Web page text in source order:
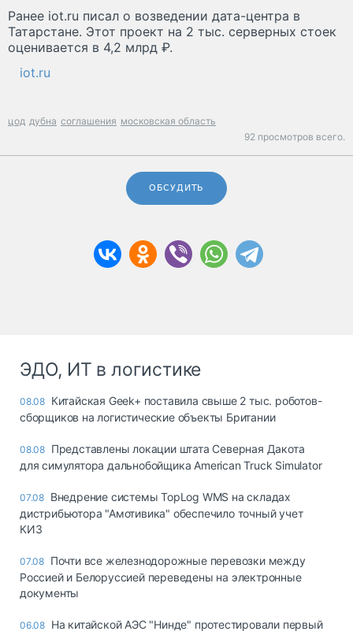
Ранее iot.ru писал о возведении дата-центра в
Татарстане. Этот проект на 2 тыс. серверных стоек
оценивается в 4,2 млрд ₽.
iot.ru
цод дубна соглашения московская область
92 просмотров всего.
ОБСУДИТЬ
ЭДО, ИТ в логистике
08.08 Китайская Geek+ поставила свыше 2 тыс. роботов-
сборщиков на логистические объекты Британии
08.08 Представлены локации штата Северная Дакота
для симулятора дальнобойщика American Truck Simulator
07.08 Внедрение системы TopLog WMS на складах
дистрибьютора "Амотивика" обеспечило точный учет
КИЗ
07.08 Почти все железнодорожные перевозки между
Россией и Белоруссией переведены на электронные
документы
06.08 На китайской АЭС "Нинде" протестировали первый